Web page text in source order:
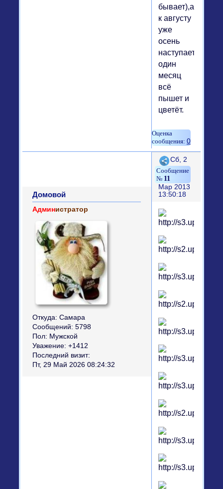
бывает),а
к августу
уже
осень
наступает.В
один
месяц
всё
пышет и
цветёт.
0
Поделиться
11
Сб, 2
Мар 2013
13:50:18
Домовой
Администратор
Откуда: Самара
Сообщений: 5798
Пол: Мужской
Уважение: +1412
Последний визит:
Пт, 29 Май 2026 08:24:32